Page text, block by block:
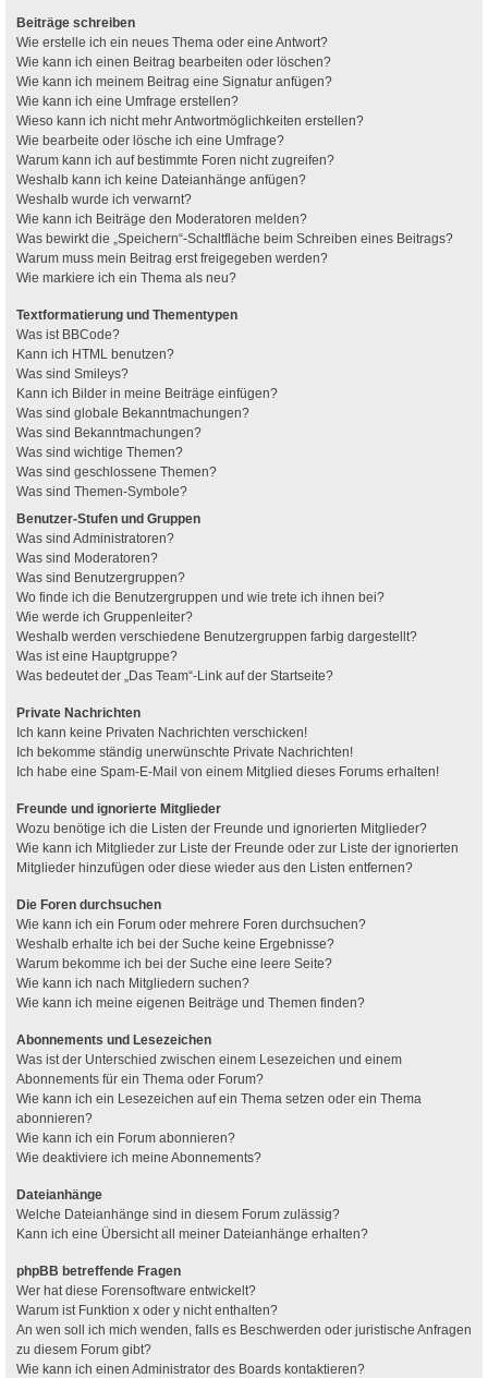
Beiträge schreiben
Wie erstelle ich ein neues Thema oder eine Antwort?
Wie kann ich einen Beitrag bearbeiten oder löschen?
Wie kann ich meinem Beitrag eine Signatur anfügen?
Wie kann ich eine Umfrage erstellen?
Wieso kann ich nicht mehr Antwortmöglichkeiten erstellen?
Wie bearbeite oder lösche ich eine Umfrage?
Warum kann ich auf bestimmte Foren nicht zugreifen?
Weshalb kann ich keine Dateianhänge anfügen?
Weshalb wurde ich verwarnt?
Wie kann ich Beiträge den Moderatoren melden?
Was bewirkt die „Speichern“-Schaltfläche beim Schreiben eines Beitrags?
Warum muss mein Beitrag erst freigegeben werden?
Wie markiere ich ein Thema als neu?
Textformatierung und Thementypen
Was ist BBCode?
Kann ich HTML benutzen?
Was sind Smileys?
Kann ich Bilder in meine Beiträge einfügen?
Was sind globale Bekanntmachungen?
Was sind Bekanntmachungen?
Was sind wichtige Themen?
Was sind geschlossene Themen?
Was sind Themen-Symbole?
Benutzer-Stufen und Gruppen
Was sind Administratoren?
Was sind Moderatoren?
Was sind Benutzergruppen?
Wo finde ich die Benutzergruppen und wie trete ich ihnen bei?
Wie werde ich Gruppenleiter?
Weshalb werden verschiedene Benutzergruppen farbig dargestellt?
Was ist eine Hauptgruppe?
Was bedeutet der „Das Team“-Link auf der Startseite?
Private Nachrichten
Ich kann keine Privaten Nachrichten verschicken!
Ich bekomme ständig unerwünschte Private Nachrichten!
Ich habe eine Spam-E-Mail von einem Mitglied dieses Forums erhalten!
Freunde und ignorierte Mitglieder
Wozu benötige ich die Listen der Freunde und ignorierten Mitglieder?
Wie kann ich Mitglieder zur Liste der Freunde oder zur Liste der ignorierten
Mitglieder hinzufügen oder diese wieder aus den Listen entfernen?
Die Foren durchsuchen
Wie kann ich ein Forum oder mehrere Foren durchsuchen?
Weshalb erhalte ich bei der Suche keine Ergebnisse?
Warum bekomme ich bei der Suche eine leere Seite?
Wie kann ich nach Mitgliedern suchen?
Wie kann ich meine eigenen Beiträge und Themen finden?
Abonnements und Lesezeichen
Was ist der Unterschied zwischen einem Lesezeichen und einem
Abonnements für ein Thema oder Forum?
Wie kann ich ein Lesezeichen auf ein Thema setzen oder ein Thema
abonnieren?
Wie kann ich ein Forum abonnieren?
Wie deaktiviere ich meine Abonnements?
Dateianhänge
Welche Dateianhänge sind in diesem Forum zulässig?
Kann ich eine Übersicht all meiner Dateianhänge erhalten?
phpBB betreffende Fragen
Wer hat diese Forensoftware entwickelt?
Warum ist Funktion x oder y nicht enthalten?
An wen soll ich mich wenden, falls es Beschwerden oder juristische Anfragen
zu diesem Forum gibt?
Wie kann ich einen Administrator des Boards kontaktieren?